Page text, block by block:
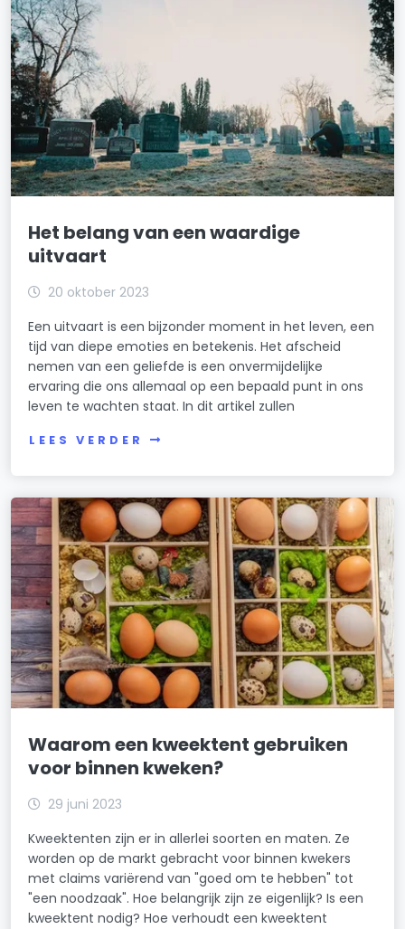
Het belang van een waardige
uitvaart
20 oktober 2023
Een uitvaart is een bijzonder moment in het leven, een
tijd van diepe emoties en betekenis. Het afscheid
nemen van een geliefde is een onvermijdelijke
ervaring die ons allemaal op een bepaald punt in ons
leven te wachten staat. In dit artikel zullen
LEES VERDER
Waarom een kweektent gebruiken
voor binnen kweken?
29 juni 2023
Kweektenten zijn er in allerlei soorten en maten. Ze
worden op de markt gebracht voor binnen kwekers
met claims variërend van "goed om te hebben" tot
"een noodzaak". Hoe belangrijk zijn ze eigenlijk? Is een
kweektent nodig? Hoe verhoudt een kweektent